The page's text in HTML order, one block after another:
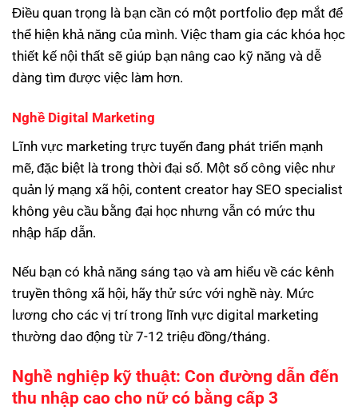
Điều quan trọng là bạn cần có một portfolio đẹp mắt để
thể hiện khả năng của mình. Việc tham gia các khóa học
thiết kế nội thất sẽ giúp bạn nâng cao kỹ năng và dễ
dàng tìm được việc làm hơn.
Nghề Digital Marketing
Lĩnh vực marketing trực tuyến đang phát triển mạnh
mẽ, đặc biệt là trong thời đại số. Một số công việc như
quản lý mạng xã hội, content creator hay SEO specialist
không yêu cầu bằng đại học nhưng vẫn có mức thu
nhập hấp dẫn.
Nếu bạn có khả năng sáng tạo và am hiểu về các kênh
truyền thông xã hội, hãy thử sức với nghề này. Mức
lương cho các vị trí trong lĩnh vực digital marketing
thường dao động từ 7-12 triệu đồng/tháng.
Nghề nghiệp kỹ thuật: Con đường dẫn đến
thu nhập cao cho nữ có bằng cấp 3